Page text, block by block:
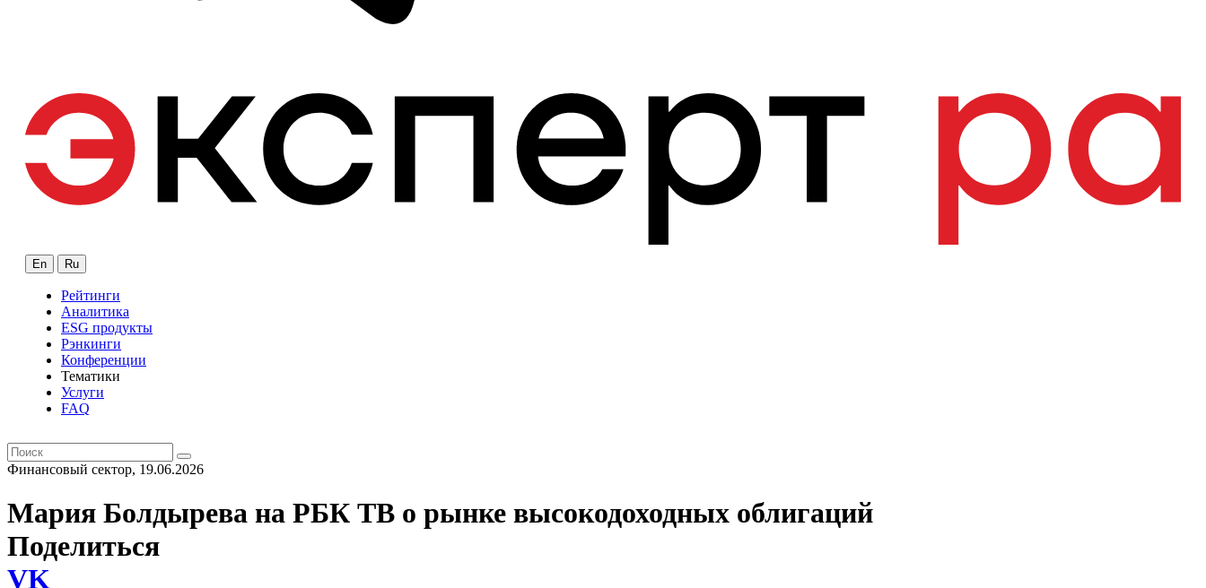
En Ru
Рейтинги
Аналитика
ESG продукты
Рэнкинги
Конференции
Тематики
Услуги
FAQ
Финансовый сектор, 19.06.2026
Мария Болдырева на РБК ТВ о рынке высокодоходных облигаций
Поделиться
VK